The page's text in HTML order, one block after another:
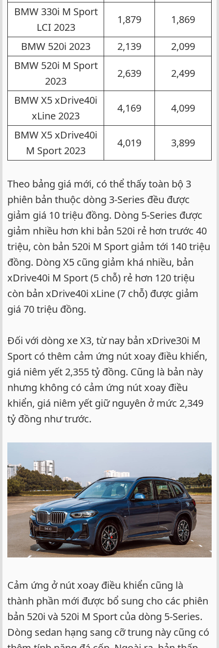
BMW 330i M Sport
LCI 2023​
1,879​ 1,869​
BMW 520i 2023​ 2,139​
2,099​
BMW 520i M Sport
2023​
2,639​ 2,499​
BMW X5 xDrive40i
xLine 2023​
4,169​ 4,099​
BMW X5 xDrive40i
M Sport 2023​
4,019​ 3,899​
Theo bảng giá mới, có thể thấy toàn bộ 3
phiên bản thuộc dòng 3-Series đều được
giảm giá 10 triệu đồng. Dòng 5-Series được
giảm nhiều hơn khi bản 520i rẻ hơn trước 40
triệu, còn bản 520i M Sport giảm tới 140 triệu
đồng. Dòng X5 cũng giảm khá nhiều, bản
xDrive40i M Sport (5 chỗ) rẻ hơn 120 triệu
còn bản xDrive40i xLine (7 chỗ) được giảm
giá 70 triệu đồng.
Đối với dòng xe X3, từ nay bản xDrive30i M
Sport có thêm cảm ứng nút xoay điều khiển,
giá niêm yết 2,355 tỷ đồng. Cũng là bản này
nhưng không có cảm ứng nút xoay điều
khiển, giá niêm yết giữ nguyên ở mức 2,349
tỷ đồng như trước.
Cảm ứng ở nút xoay điều khiển cũng là
thành phần mới được bổ sung cho các phiên
bản 520i và 520i M Sport của dòng 5-Series.
Dòng sedan hạng sang cỡ trung này cũng có